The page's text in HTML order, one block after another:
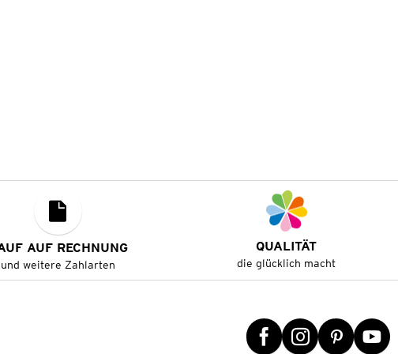
AUF RECHNUNG
und weitere Zahlarten
QUALITÄT
die glücklich macht